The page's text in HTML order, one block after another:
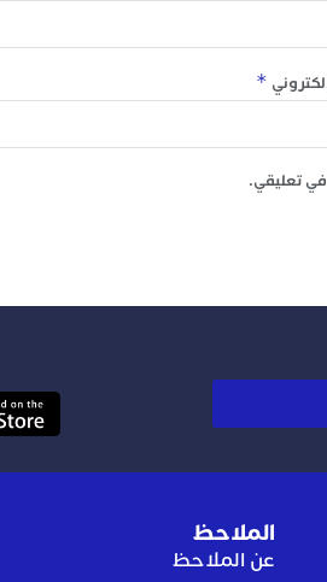
*
في تعليقي.
الملاحظ
عن الملاحظ